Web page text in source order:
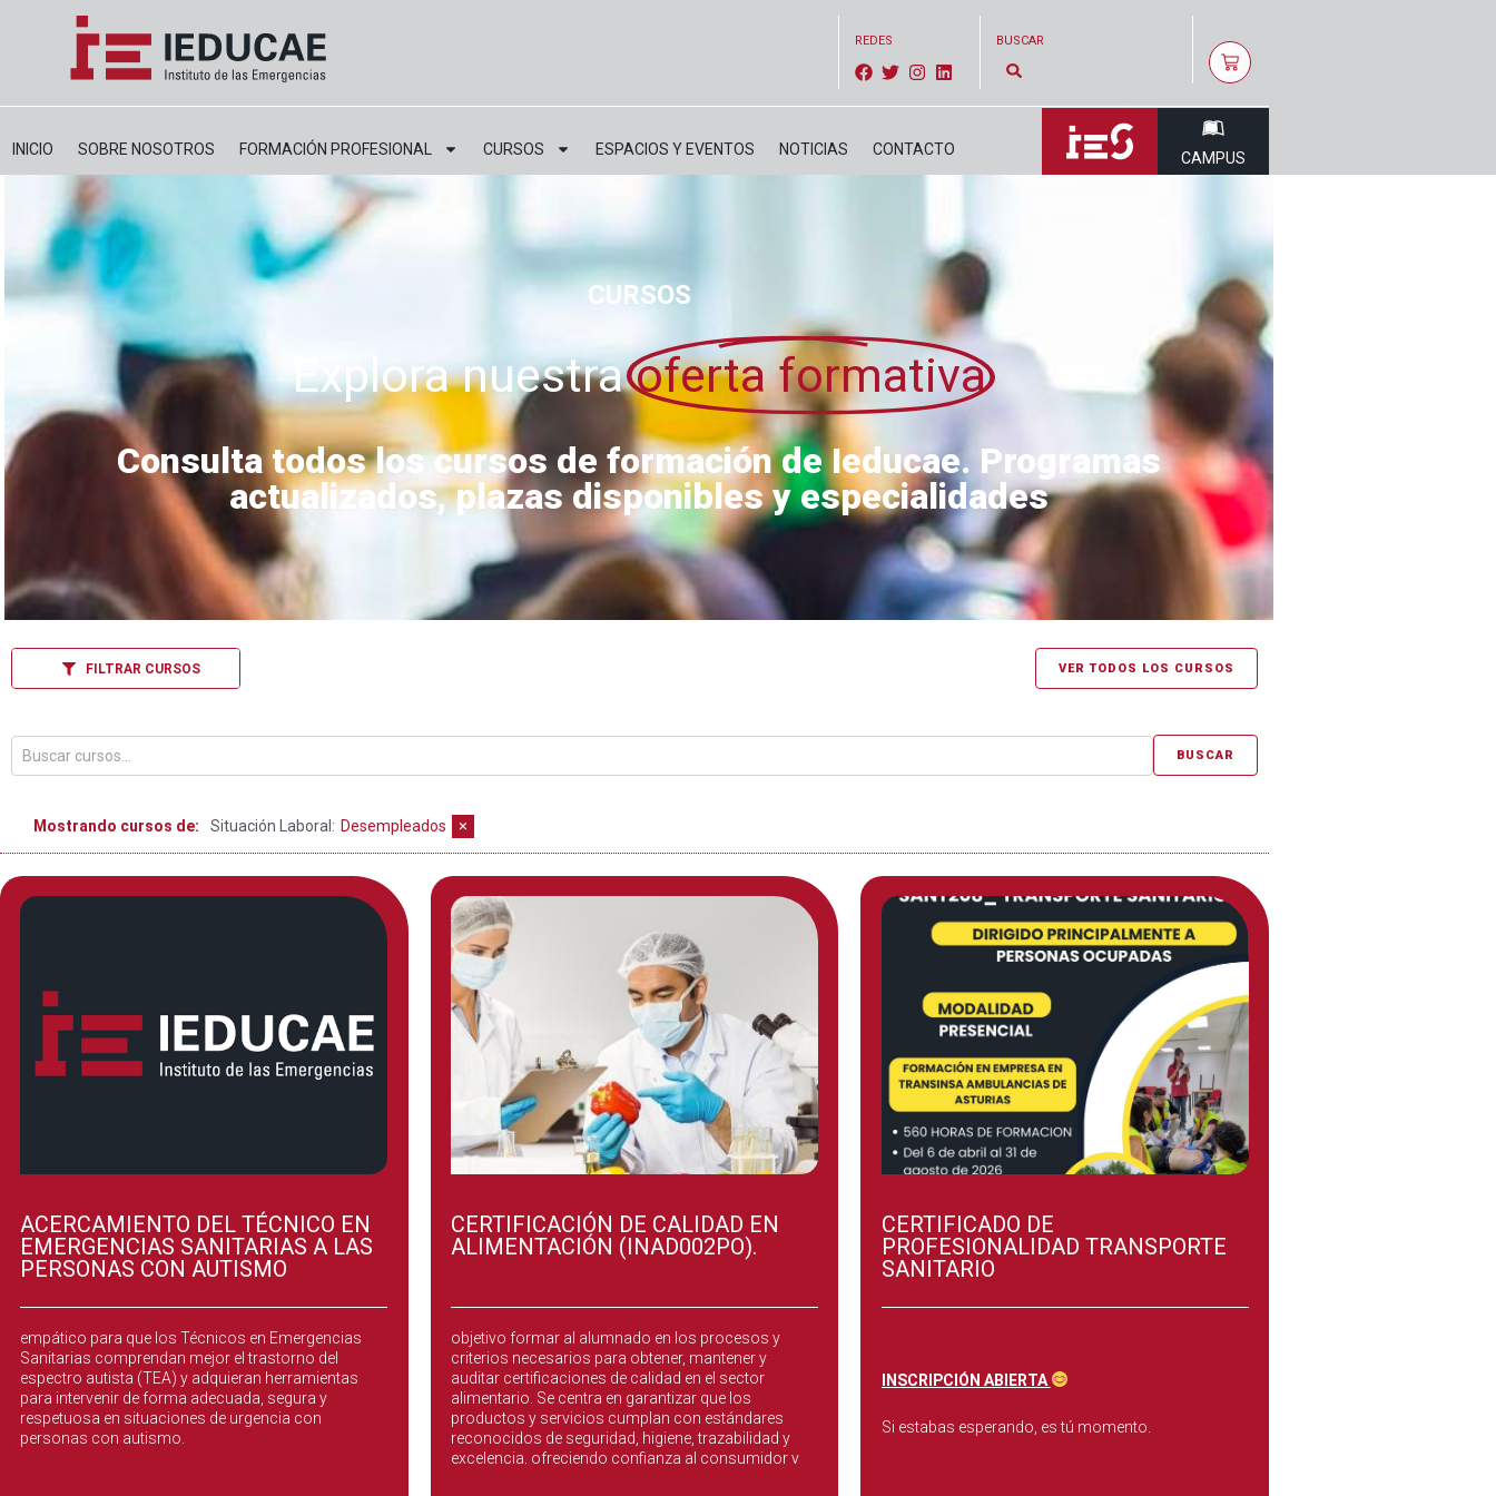
REDES BUSCAR
INICIO SOBRE NOSOTROS FORMACIÓN PROFESIONAL CURSOS ESPACIOS Y EVENTOS NOTICIAS CONTACTO CAMPUS
CURSOS
Explora nuestra oferta formativa
Consulta todos los cursos de formación de Ieducae. Programas
actualizados, plazas disponibles y especialidades
FILTRAR CURSOS VER TODOS LOS CURSOS
BUSCAR
Mostrando cursos de: Situación Laboral : Desempleados ×
ACERCAMIENTO DEL TÉCNICO EN
EMERGENCIAS SANITARIAS A LAS
PERSONAS CON AUTISMO
empático para que los Técnicos en Emergencias
Sanitarias comprendan mejor el trastorno del
espectro autista (TEA) y adquieran herramientas
para intervenir de forma adecuada, segura y
respetuosa en situaciones de urgencia con
personas con autismo.
CERTIFICACIÓN DE CALIDAD EN
ALIMENTACIÓN (INAD002PO).
objetivo formar al alumnado en los procesos y
criterios necesarios para obtener, mantener y
auditar certificaciones de calidad en el sector
alimentario. Se centra en garantizar que los
productos y servicios cumplan con estándares
reconocidos de seguridad, higiene, trazabilidad y
excelencia, ofreciendo confianza al consumidor y
CERTIFICADO DE
PROFESIONALIDAD TRANSPORTE
SANITARIO
INSCRIPCIÓN ABIERTA
Si estabas esperando, es tú momento.